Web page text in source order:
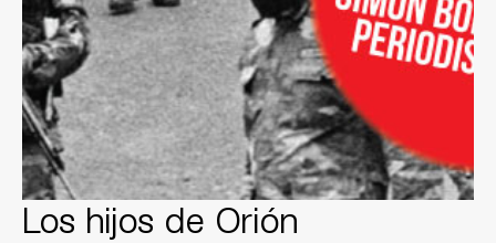
Los hijos de Orión